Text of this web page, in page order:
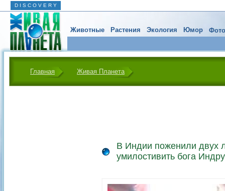
D I S C O V E R Y
Животные Растения Экология Юмор
Главная Живая Планета
В Индии поженили двух
умилостивить бога